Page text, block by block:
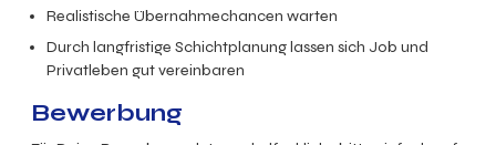
Realistische Übernahmechancen warten
Durch langfristige Schichtplanung lassen sich Job und
Privatleben gut vereinbaren
Bewerbung